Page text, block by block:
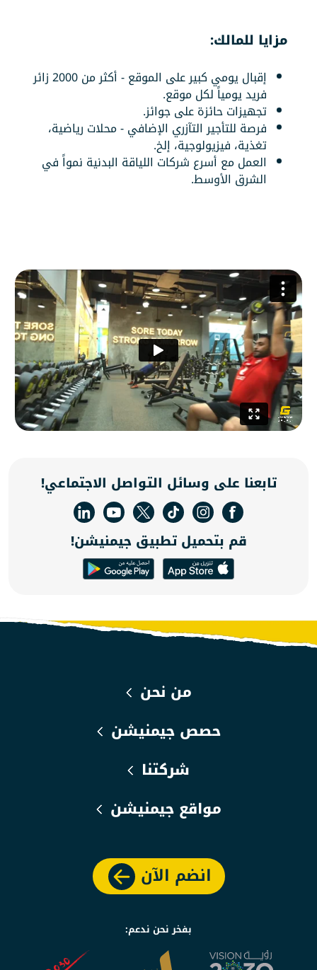
مزايا للمالك:
إقبال يومي كبير على الموقع - أكثر من 2000 زائر
فريد يومياً لكل موقع.
تجهيزات حائزة على جوائز.
فرصة للتأجير التآزري الإضافي - محلات رياضية،
تغذية، فيزيولوجية، إلخ.
العمل مع أسرع شركات اللياقة البدنية نمواً في
الشرق الأوسط.
تابعنا على وسائل التواصل الاجتماعي!
قم بتحميل تطبيق جيمنيشن!
من نحن
حصص جيمنيشن
شركتنا
مواقع جيمنيشن
انضم الآن
بفخر نحن ندعم: